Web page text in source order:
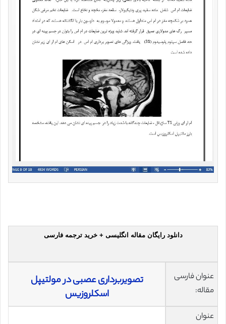
دانلود رایگان مقاله انگلیسی + خرید ترجمه فارسی
عنوان فارسی
مقاله:
تصویربرداری عصبی در مولتیپل
اسکلروزیس
عنوان